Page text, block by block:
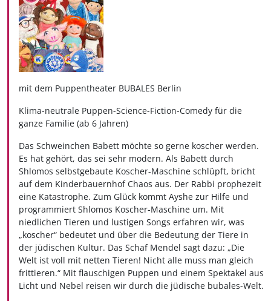
mit dem Puppentheater BUBALES Berlin
Klima-neutrale Puppen-Science-Fiction-Comedy für die
ganze Familie (ab 6 Jahren)
Das Schweinchen Babett möchte so gerne koscher werden.
Es hat gehört, das sei sehr modern. Als Babett durch
Shlomos selbstgebaute Koscher-Maschine schlüpft, bricht
auf dem Kinderbauernhof Chaos aus. Der Rabbi prophezeit
eine Katastrophe. Zum Glück kommt Ayshe zur Hilfe und
programmiert Shlomos Koscher-Maschine um. Mit
niedlichen Tieren und lustigen Songs erfahren wir, was
„koscher“ bedeutet und über die Bedeutung der Tiere in
der jüdischen Kultur. Das Schaf Mendel sagt dazu: „Die
Welt ist voll mit netten Tieren! Nicht alle muss man gleich
frittieren.“ Mit flauschigen Puppen und einem Spektakel aus
Licht und Nebel reisen wir durch die jüdische bubales-Welt.